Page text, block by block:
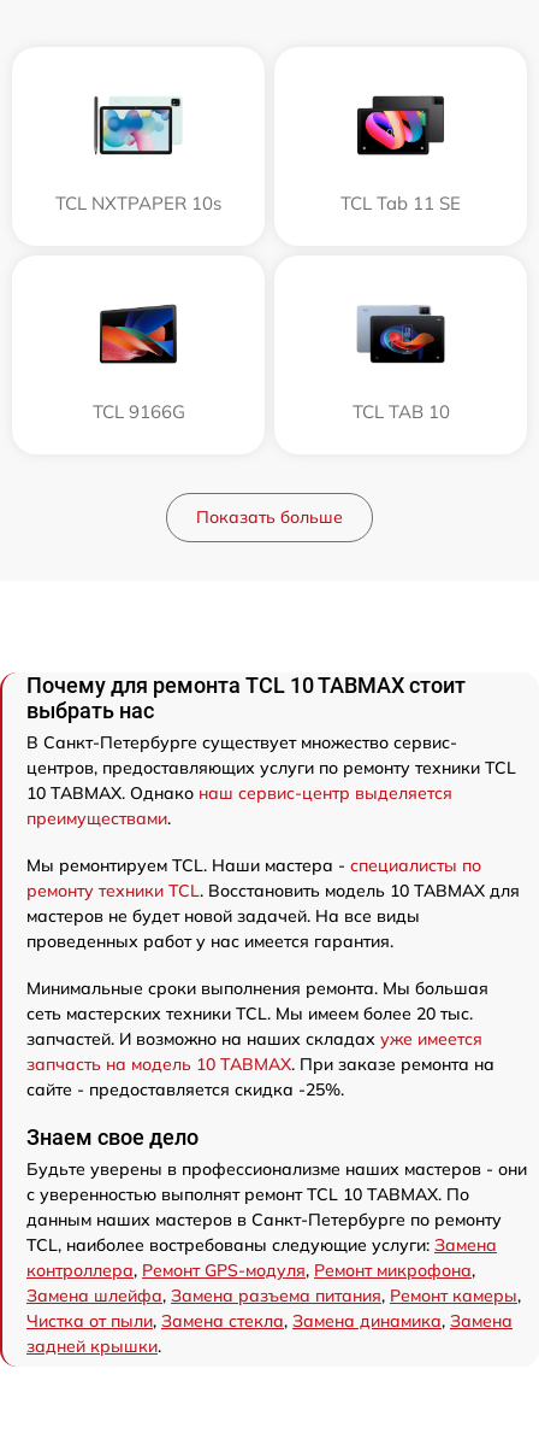
TCL NXTPAPER 10s TCL Tab 11 SE
TCL 9166G TCL TAB 10
Показать больше
Почему для ремонта TCL 10 TABMAX стоит
выбрать нас
В Санкт-Петербурге существует множество сервис-
центров, предоставляющих услуги по ремонту техники TCL
10 TABMAX. Однако наш сервис-центр выделяется
преимуществами.
Мы ремонтируем TCL. Наши мастера - специалисты по
ремонту техники TCL. Восстановить модель 10 TABMAX для
мастеров не будет новой задачей. На все виды
проведенных работ у нас имеется гарантия.
Минимальные сроки выполнения ремонта. Мы большая
сеть мастерских техники TCL. Мы имеем более 20 тыс.
запчастей. И возможно на наших складах уже имеется
запчасть на модель 10 TABMAX. При заказе ремонта на
сайте - предоставляется скидка -25%.
Знаем свое дело
Будьте уверены в профессионализме наших мастеров - они
с уверенностью выполнят ремонт TCL 10 TABMAX. По
данным наших мастеров в Санкт-Петербурге по ремонту
TCL, наиболее востребованы следующие услуги: Замена
контроллера, Ремонт GPS-модуля, Ремонт микрофона,
Замена шлейфа, Замена разъема питания, Ремонт камеры,
Чистка от пыли, Замена стекла, Замена динамика, Замена
задней крышки.